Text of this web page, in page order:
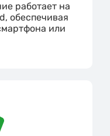
работает на
обеспечивая
или